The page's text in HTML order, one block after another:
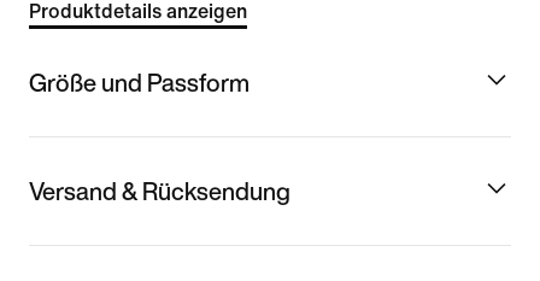
Produktdetails anzeigen
Größe und Passform
Versand & Rücksendung